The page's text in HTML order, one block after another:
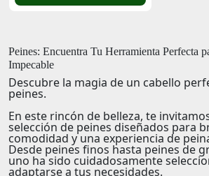
Peines: Encuentra Tu Herramienta Perfecta
Impecable
Descubre la magia de un cabello
peines.
En este rincón de belleza, te
selección de peines diseñados para
comodidad y una experiencia de
Desde peines finos hasta peines de
uno ha sido cuidadosamente
adaptarse a tus necesidades.